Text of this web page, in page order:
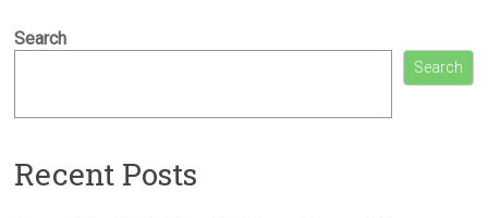
Search
Search
Recent Posts